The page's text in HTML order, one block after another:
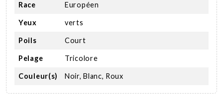
Race Européen
Yeux verts
Poils Court
Pelage Tricolore
Couleur(s) Noir, Blanc, Roux